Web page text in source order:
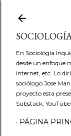
En Sociología
desde un enfoque
internet, etc. Lo
sociólogo Jose
proyecto esta
Substack,
PÁGINA